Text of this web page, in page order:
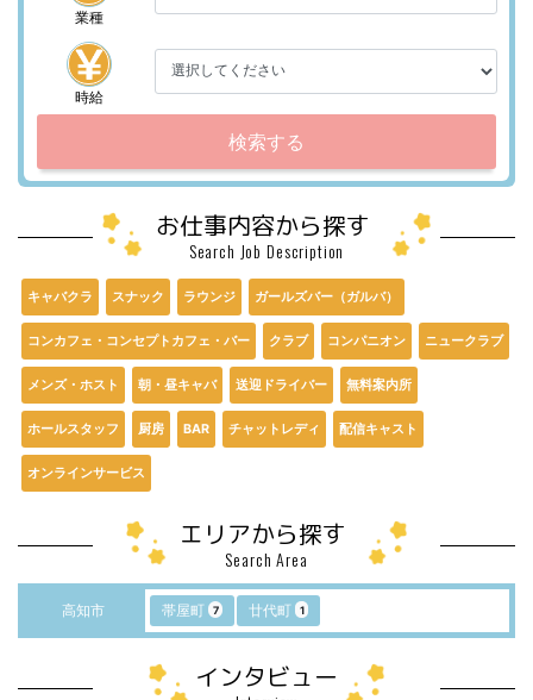
業種
時給
検索する
お仕事内容から探す
Search Job Description
キャバクラ スナック ラウンジ ガールズバー（ガルバ）
コンカフェ・コンセプトカフェ・バー クラブ コンパニオン ニュークラブ
メンズ・ホスト 朝・昼キャバ 送迎ドライバー 無料案内所
ホールスタッフ 厨房 BAR チャットレディ 配信キャスト
オンラインサービス
エリアから探す
Search Area
高知市 帯屋町 7 廿代町 1
インタビュー